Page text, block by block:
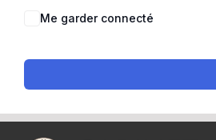
Me garder connecté